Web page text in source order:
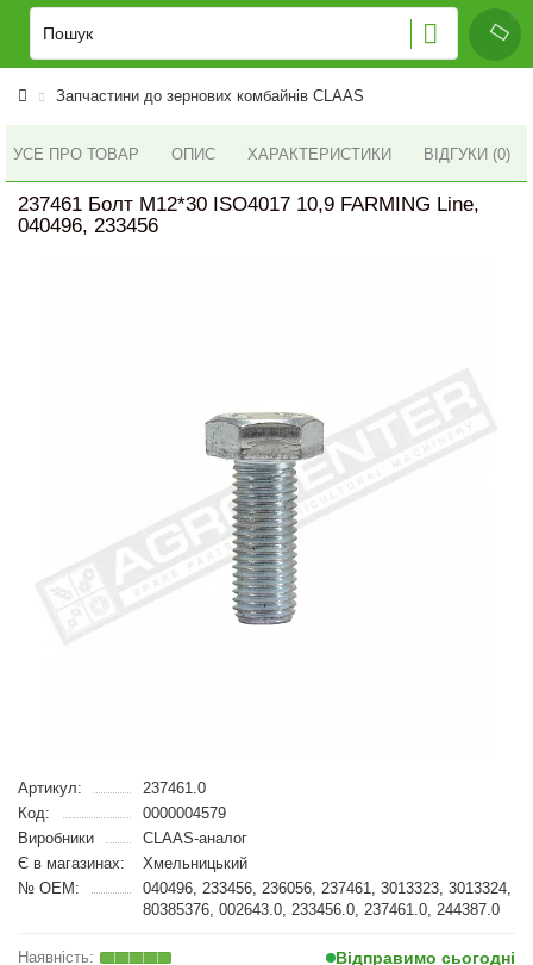
Запчастини до зернових комбайнів CLAAS
УСЕ ПРО ТОВАР ОПИС ХАРАКТЕРИСТИКИ ВІДГУКИ (0)
237461 Болт M12*30 ISO4017 10,9 FARMING Line,
040496, 233456
Артикул:
237461.0
Код:
0000004579
Виробники
CLAAS-аналог
Є в магазинах:
Хмельницький
№ OEM:
040496, 233456, 236056, 237461, 3013323, 3013324,
80385376, 002643.0, 233456.0, 237461.0, 244387.0
Відправимо сьогодні